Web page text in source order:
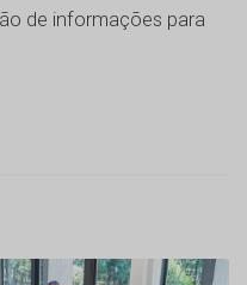
de informações para